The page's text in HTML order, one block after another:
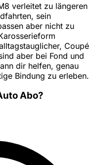
verleitet zu längeren
sein
aber nicht zu
Coupé
aber bei Fond und
dir helfen, genau
Bindung zu erleben.
Abo?